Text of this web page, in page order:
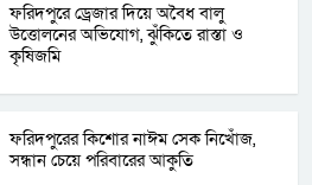
ফরিদপুরে ড্রেজার দিয়ে অবৈধ বালু
উত্তোলনের অভিযোগ, ঝুঁকিতে রাস্তা ও
কৃষিজমি
ফরিদপুরের কিশোর নাঈম সেক নিখোঁজ,
সন্ধান চেয়ে পরিবারের আকুতি